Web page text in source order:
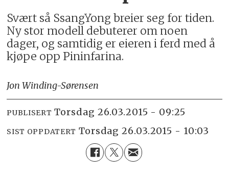
Svært så SsangYong breier seg for tiden.
Ny stor modell debuterer om noen
dager, og samtidig er eieren i ferd med å
kjøpe opp Pininfarina.
Jon Winding-Sørensen
PUBLISERT torsdag 26.03.2015 - 09:25
SIST OPPDATERT torsdag 26.03.2015 - 10:03